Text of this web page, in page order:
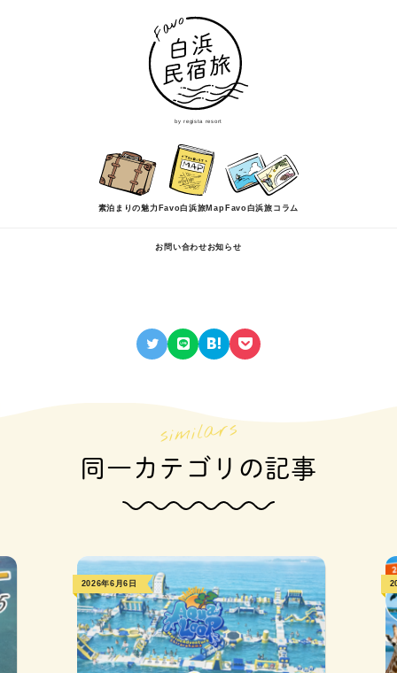
by regista resort
素泊まりの魅力 Favo白浜旅Map Favo白浜旅コラム
お問い合わせ お知らせ
同一カテゴリの記事
2026年6月6日